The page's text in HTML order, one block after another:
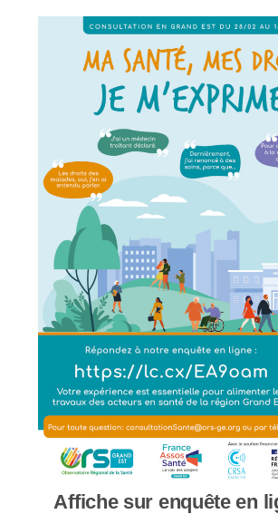
Affiche sur enquête en